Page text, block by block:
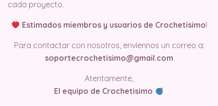
cada proyecto.
Estimados miembros y usuarios de Crochetisimo!
Para contactar con nosotros, envíennos un correo a:
soportecrochetisimo@gmail.com
Atentamente,
El equipo de Crochetisimo